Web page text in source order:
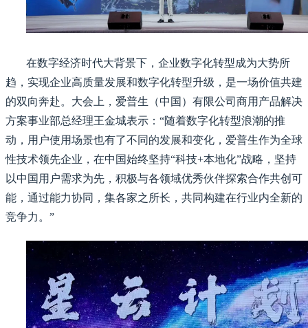
在数字经济时代大背景下，企业数字化转型成为大势所
趋，实现企业高质量发展和数字化转型升级，是一场价值共建
的双向奔赴。大会上，爱普生（中国）有限公司商用产品解决
方案事业部总经理王金城表示：“随着数字化转型浪潮的推
动，用户使用场景也有了不同的发展和变化，爱普生作为全球
性技术领先企业，在中国始终坚持“科技+本地化”战略，坚持
以中国用户需求为先，积极与各领域优秀伙伴探索合作共创可
能，通过能力协同，集各家之所长，共同构建在行业内全新的
竞争力。”